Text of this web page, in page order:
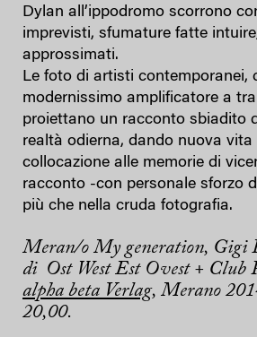
Dylan all’ippodromo scorrono
imprevisti, sfumature fatte
approssimati.
Le foto di artisti contemporanei,
modernissimo amplificatore a
proiettano un racconto sbiadito
realtà odierna, dando nuova vita
collocazione alle memorie di
racconto -con personale sforzo
più che nella cruda fotografia.
Meran/o My generation, Gigi
di Ost West Est Ovest + Club
alpha beta Verlag, Merano
20,00.